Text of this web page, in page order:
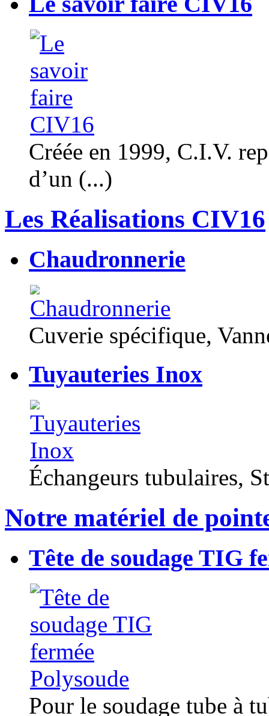
Créée en 1999, C.I.V.
d’un (...)
Les Réalisations CIV16
Chaudronnerie
Cuverie spécifique,
Tuyauteries Inox
Échangeurs tubulaires,
Notre matériel de
Tête de soudage TIG
Pour le soudage tube à